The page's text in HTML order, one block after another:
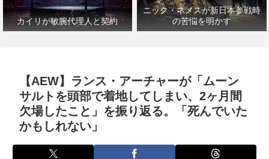
カイリが敏腕代理人と契約
ニック・ネメスが新日本参戦時
の苦悩を明かす
【AEW】ランス・アーチャーが「ムーン
サルトを頭部で着地してしまい、2ヶ月間
欠場したこと」を振り返る。「死んでいた
かもしれない」